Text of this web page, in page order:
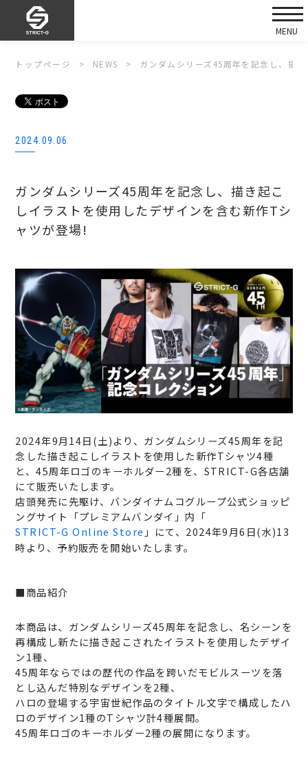
トップページ NEWS ガンダムシリーズ45周年を記念し、描
2024.09.06
ガンダムシリーズ45周年を記念し、描き起こ
しイラストを使用したデザインを含む新作Tシ
ャツが登場!
2024年9月14日(土)より、ガンダムシリーズ45周年を記
念した描き起こしイラストを使用した新作Tシャツ4種
と、45周年ロゴのキーホルダー2種を、STRICT-G各店舗
にて販売いたします。
店頭発売に先駆け、バンダイナムコグループ公式ショッピ
ングサイト「プレミアムバンダイ」内「
STRICT-G Online Store 」にて、2024年9月6日(水)13
時より、予約販売を開始いたします。
■商品紹介
本商品は、ガンダムシリーズ45周年を記念し、名シーンを
再構成し新たに描き起こされたイラストを使用したデザイ
ン1種、
45周年ならではの歴代の作品を跨いだモビルスーツを落
とし込んだ特別なデザインを2種、
ハロの登場する宇宙世紀作品のタイトル文字で構成したハ
ロのデザイン1種のTシャツ計4種展開。
45周年ロゴのキーホルダー2種の展開になります。